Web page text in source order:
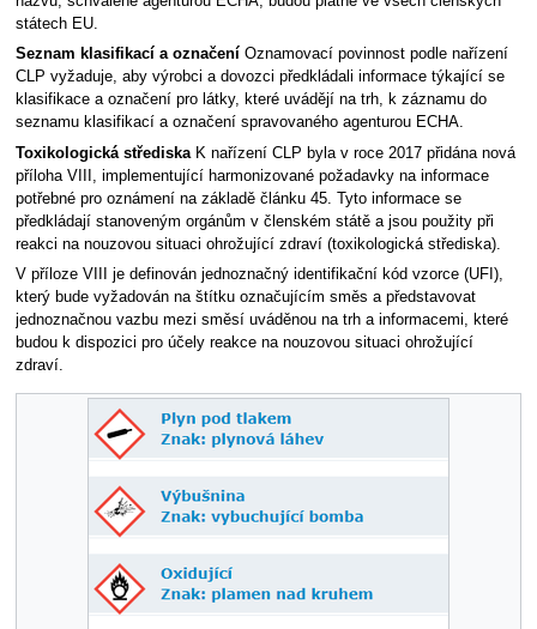
státech EU.
Seznam klasifikací a označení Oznamovací povinnost podle nařízení
CLP vyžaduje, aby výrobci a dovozci předkládali informace týkající se
klasifikace a označení pro látky, které uvádějí na trh, k záznamu do
seznamu klasifikací a označení spravovaného agenturou ECHA.
Toxikologická střediskaK nařízení CLP byla v roce 2017 přidána nová
příloha VIII, implementující harmonizované požadavky na informace
potřebné pro oznámení na základě článku 45. Tyto informace se
předkládají stanoveným orgánům v členském státě a jsou použity při
reakci na nouzovou situaci ohrožující zdraví (toxikologická střediska).
V příloze VIII je definován jednoznačný identifikační kód vzorce (UFI),
který bude vyžadován na štítku označujícím směs a představovat
jednoznačnou vazbu mezi směsí uváděnou na trh a informacemi, které
budou k dispozici pro účely reakce na nouzovou situaci ohrožující
zdraví.